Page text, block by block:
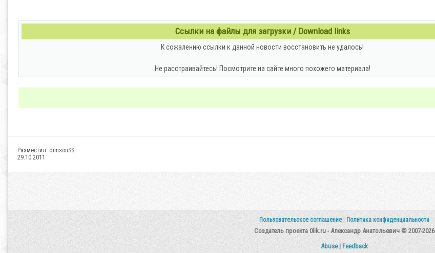
Ссылки на файлы для загрузки / Download links
К сожалению ссылки к данной новости восстановить не удалось!
Не расстраивайтесь! Посмотрите на сайте много похожего материала!
Разместил: dimsonSS
29.10.2011
Пользовательское соглашение Политика конфиденциальности
Создатель проекта 0lik.ru - Александр Анатольевич © 2007-2026
Abuse| Feedback